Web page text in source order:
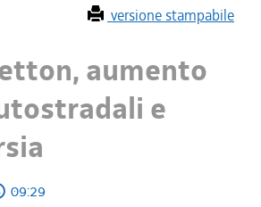
versione stampabile
aumento
e
09:29